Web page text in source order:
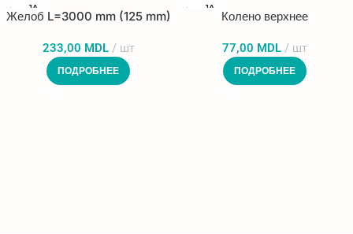
ПРОДА
НО
Желоб L=3000 mm (125 mm)
233,00 MDL шт
ПОДРОБНЕЕ
ПРОДА
Колено верхнее
77,00 MDL шт
ПОДРОБНЕЕ